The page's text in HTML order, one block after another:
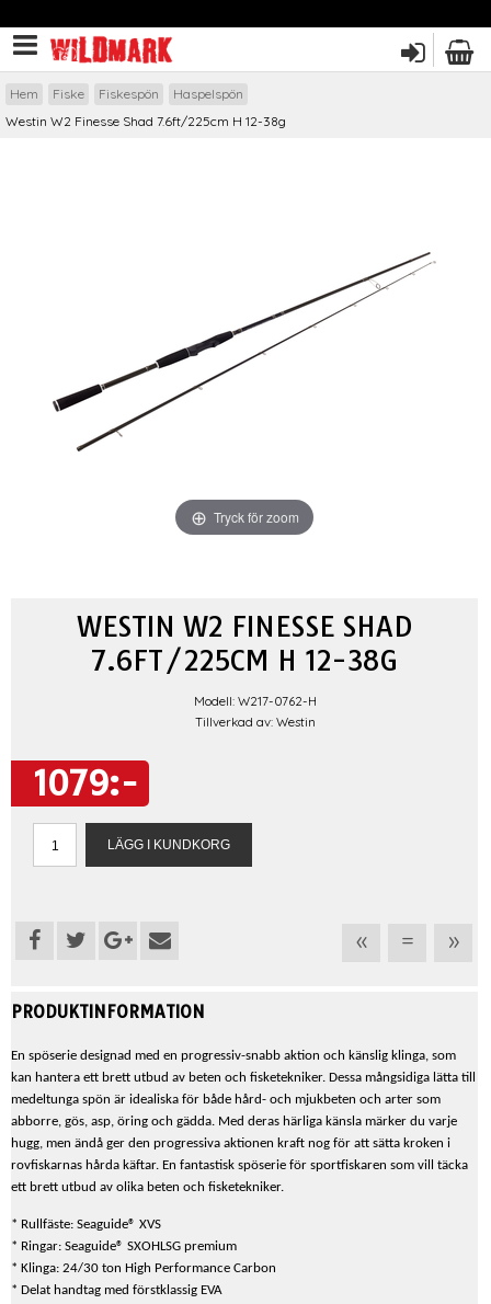
Hem Fiske Fiskespön
Haspelspön
Westin W2 Finesse Shad 7.6ft/225cm H 12-38g
Tryck för zoom
WESTIN W2 FINESSE SHAD
7.6FT/225CM H 12-38G
Modell: W217-0762-H
Tillverkad av: Westin
1079:-
« = »
PRODUKTINFORMATION
En spöserie designad med en progressiv-snabb aktion och känslig klinga, som
kan hantera ett brett utbud av beten och fisketekniker. Dessa mångsidiga lätta till
medeltunga spön är idealiska för både hård- och mjukbeten och arter som
abborre, gös, asp, öring och gädda. Med deras härliga känsla märker du varje
hugg, men ändå ger den progressiva aktionen kraft nog för att sätta kroken i
rovfiskarnas hårda käftar. En fantastisk spöserie för sportfiskaren som vill täcka
ett brett utbud av olika beten och fisketekniker.
* Rullfäste: Seaguide® XVS
* Ringar: Seaguide® SXOHLSG premium
* Klinga: 24/30 ton High Performance Carbon
* Delat handtag med förstklassig EVA